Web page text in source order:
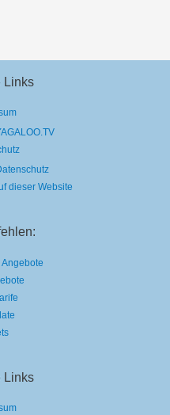
Links
dieser Website
Links